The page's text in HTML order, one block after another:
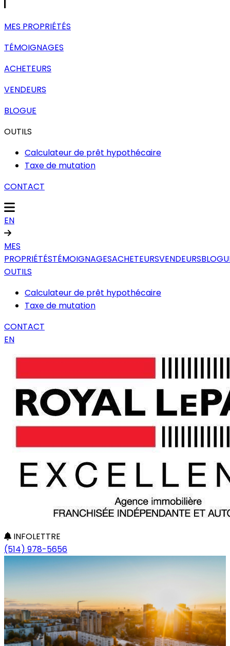
MES PROPRIÉTÉS
TÉMOIGNAGES
ACHETEURS
VENDEURS
BLOGUE
OUTILS
Calculateur de prêt hypothécaire
Taxe de mutation
CONTACT
EN
MES
PROPRIÉTÉSTÉMOIGNAGESACHETEURSVENDEURS
OUTILS
Calculateur de prêt hypothécaire
Taxe de mutation
CONTACT
EN
INFOLETTRE
(514) 978-5656